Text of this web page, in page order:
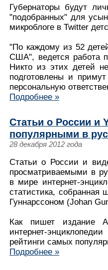
Губернаторы будут
"подобранных" для
микроблоге в Twitter
"По каждому из 52
США", ведется работа
Никто из этих детей
подготовлены и
персональную
Подробнее »
Статьи о России и
популярными в
28 декабря 2012 года
Статьи о России и
просматриваемыми в
в мире интернет-
статистика, собранная
Гуннарссоном (Johan
Как пишет издание
интернет-
рейтинги самых
Подробнее »